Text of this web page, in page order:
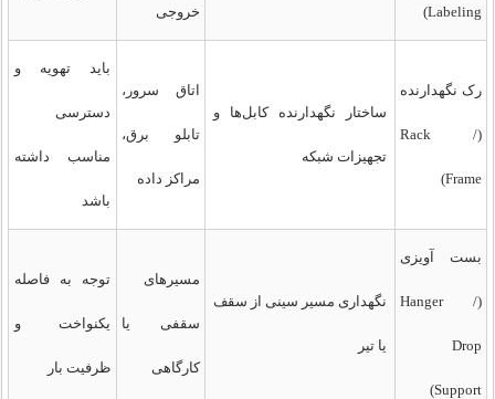
Labeling) خروجی
رک نگهدارنده
(Rack /
Frame)
ساختار نگهدارنده کابل‌ها و
تجهیزات شبکه
اتاق سرور،
تابلو برق،
مراکز داده
باید تهویه و
دسترسی
مناسب داشته
باشد
بست آویزی
(Hanger /
Drop
Support)
نگهداری مسیر سینی از سقف
یا تیر
مسیرهای
سقفی یا
کارگاهی
توجه به فاصله
یکنواخت و
ظرفیت بار